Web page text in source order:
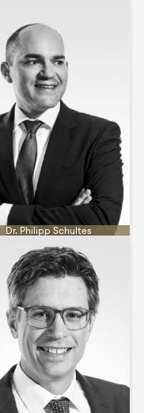
Dr. Philipp Schultes